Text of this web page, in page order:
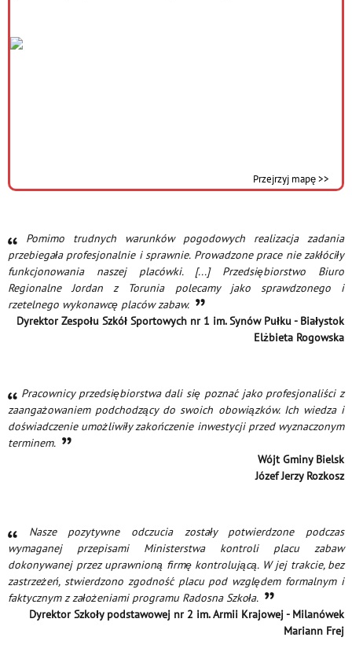
Przejrzyj mapę >>
Pomimo trudnych warunków pogodowych realizacja zadania
przebiegała profesjonalnie i sprawnie. Prowadzone prace nie zakłóciły
funkcjonowania naszej placówki. [...] Przedsiębiorstwo Biuro
Regionalne Jordan z Torunia polecamy jako sprawdzonego i
rzetelnego wykonawcę placów zabaw.
Dyrektor Zespołu Szkół Sportowych nr 1 im. Synów Pułku - Białystok
Elżbieta Rogowska
Pracownicy przedsiębiorstwa dali się poznać jako profesjonaliści z
zaangażowaniem podchodzący do swoich obowiązków. Ich wiedza i
doświadczenie umożliwiły zakończenie inwestycji przed wyznaczonym
terminem.
Wójt Gminy Bielsk
Józef Jerzy Rozkosz
Nasze pozytywne odczucia zostały potwierdzone podczas
wymaganej przepisami Ministerstwa kontroli placu zabaw
dokonywanej przez uprawnioną firmę kontrolującą. W jej trakcie, bez
zastrzeżeń, stwierdzono zgodność placu pod względem formalnym i
faktycznym z założeniami programu Radosna Szkoła.
Dyrektor Szkoły podstawowej nr 2 im. Armii Krajowej - Milanówek
Mariann Frej